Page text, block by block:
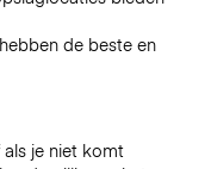
de beste en
je niet komt